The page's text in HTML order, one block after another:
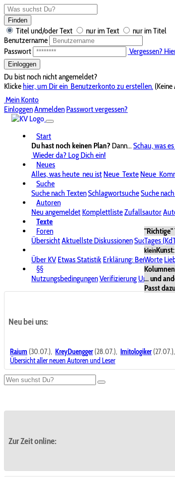
Finden
Titel und/oder Text nur im Text
nur im Titel
Benutzername
Passwort
Vergessen?
Einloggen
Du bist noch nicht angemeldet?
Klickehier, um Dir ein Benutzerkonto zu erstellen.
Mein Konto
EinloggenAnmelden Passwort vergessen?
Start
Du hast noch keinen Plan? Dann...Schau, was
Wieder da? Log Dich ein!
Neues
Alles, was heute neu ist Neue Texte Neue
Suche
Suche nach TextenSchlagwortsucheSuche
Autoren
Neu angemeldet KomplettlisteZufallsautor
Texte
"Richtige"
Tages
kleinKunst:
Worte
... und
Passt
Foren
ÜbersichtAktuellste DiskussionenSuche im
Über KV Etwas Statistik Erklärung:
§§
NutzungsbedingungenVerifizierung
Neu bei uns:
Raium (30.07.), KreyDuengger(28.07.), Imitologiker(27.07.),
Übersicht aller neuen Autoren und Leser
Zur Zeit online: